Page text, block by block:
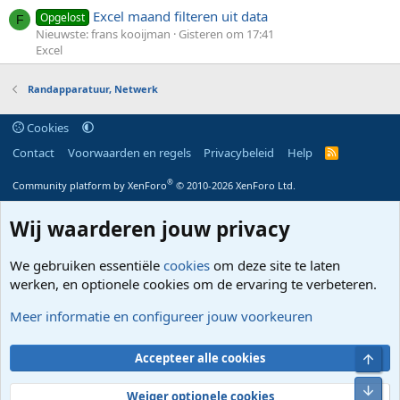
F Opgelost Excel maand filteren uit data
Nieuwste: frans kooijman
Gisteren om 17:41
Excel
Randapparatuur, Netwerk
Cookies
Contact
Voorwaarden en regels Privacybeleid Help
R
S
Community platform by XenForo® © 2010-2026 XenForo Ltd.
Wij waarderen jouw privacy
We gebruiken essentiële cookies om deze site te laten
werken, en optionele cookies om de ervaring te verbeteren.
Meer informatie en configureer jouw voorkeuren
Accepteer alle cookies
Weiger optionele cookies